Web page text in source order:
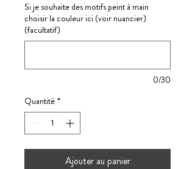
Si je souhaite des motifs peint à main
choisir la couleur ici (voir nuancier)
(facultatif)
0/30
Quantité *
Ajouter au panier